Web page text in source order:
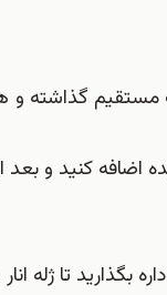
گذاشته و هم
اضافه کنید و
بگذارید تا ژله